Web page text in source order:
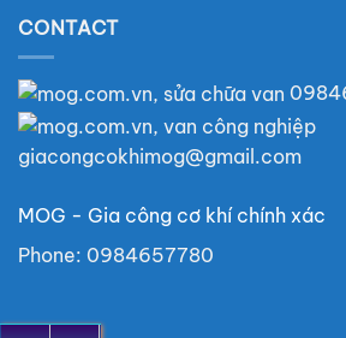
CONTACT
giacongcokhimog@gmail.com
MOG - Gia công cơ khí chính xác
Phone: 0984657780